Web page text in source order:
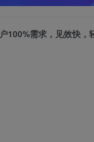
100%需求，见效快，